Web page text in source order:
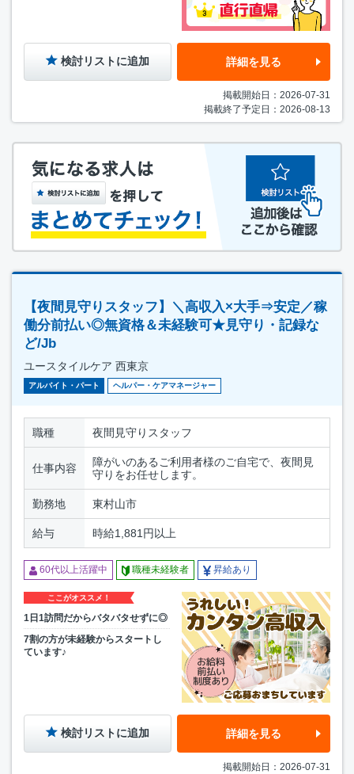
検討リストに追加 詳細を見る
掲載開始日：2026-07-31
掲載終了予定日：2026-08-13
【夜間見守りスタッフ】＼高収入×大手⇒安定／稼
働分前払い◎無資格＆未経験可★見守り・記録な
ど/Jb
ユースタイルケア 西東京
アルバイト・パート ヘルパー・ケアマネージャー
職種 夜間見守りスタッフ
仕事内容
障がいのあるご利用者様のご自宅で、夜間見
守りをお任せします。
勤務地 東村山市
給与 時給1,881円以上
60代以上活躍中 職種未経験者 昇給あり
ここがオススメ！
1日1訪問だからバタバタせずに◎
7割の方が未経験からスタートし
ています♪
検討リストに追加 詳細を見る
掲載開始日：2026-07-31